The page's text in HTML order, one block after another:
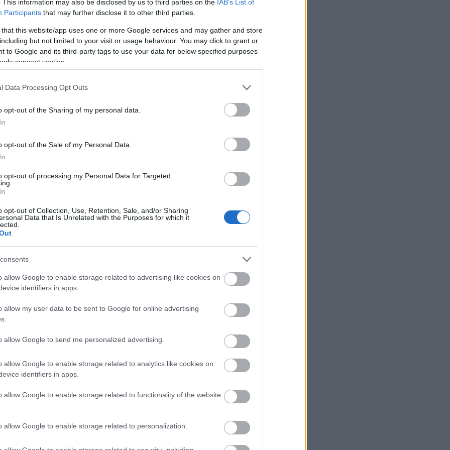
This information may also be disclosed by us to third parties on the IAB’s List of
Participants that may further disclose it to other third parties.
that this website/app uses one or more Google services and may gather and store
but not limited to your visit or usage behaviour. You may click to grant or
to Google and its third-party tags to use your data for below specified purposes
consent section.
Data Processing Opt Outs
opt-out of the Sharing of my personal data.
opt-out of the Sale of my Personal Data.
opt-out of processing my Personal Data for Targeted
opt-out of Collection, Use, Retention, Sale, and/or Sharing
Data that Is Unrelated with the Purposes for which it
allow Google to enable storage related to advertising like cookies on
identifiers in apps.
allow my user data to be sent to Google for online advertising
allow Google to send me personalized advertising.
allow Google to enable storage related to analytics like cookies on
identifiers in apps.
allow Google to enable storage related to functionality of the website
allow Google to enable storage related to personalization.
din zodiac
care renasc din propria
3 femei din zodiac
cu cei pe care îi iubește.
dragi, indiferent de circumstanțe.
altora.
sinceritatea și integritatea ei. Ea este
accent pe a face lucrurile corect și cu
a-i ajuta pe alții și capacitatea de a oferi
mai respectate și iubite semne zodiacale.
mereu adevărul, chiar și atunci când este
nu se abate de la ele.
ajute și să își dedice timpul și energia
și simțul justiției. Ea este echilibrată